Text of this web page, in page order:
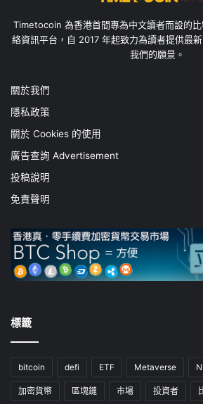
Timetocoin 為香港首間專為中文讀者而設的
絡資訊平台，自 2017 年起致力為讀者提供最
我們的願景。
關於我們
隱私政策
關於 Cookies 的使用
廣告查詢 Advertisement
投稿說明
免責聲明
標籤
bitcoin defi ETF Metaverse
加密貨幣 區塊鏈 市場 投資者